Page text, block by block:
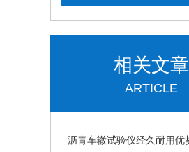
相关文章
ARTICLE